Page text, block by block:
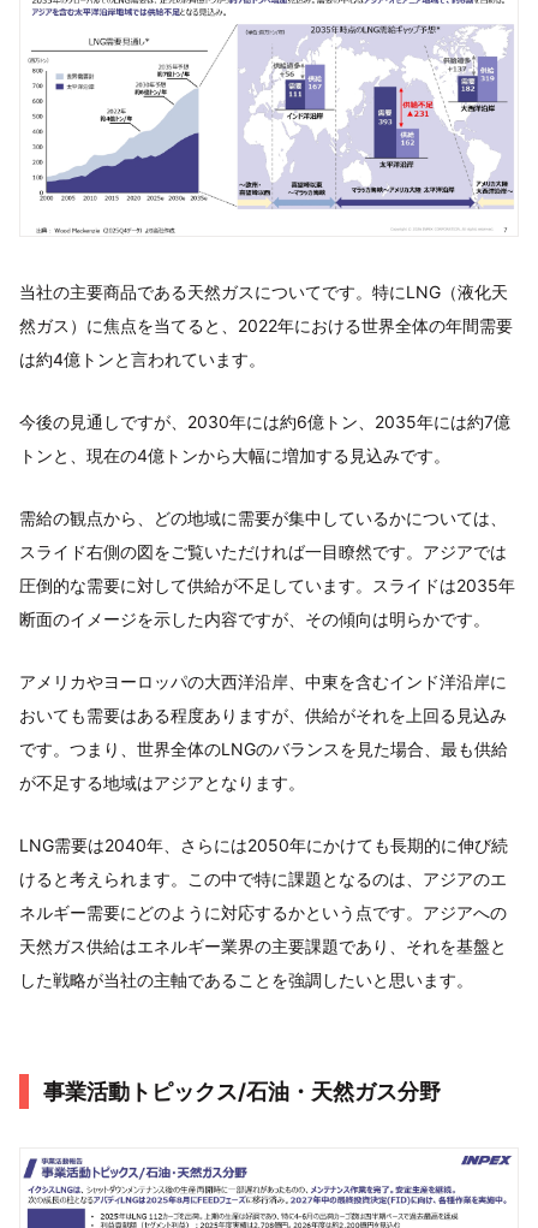
当社の主要商品である天然ガスについてです。特にLNG（液化天
然ガス）に焦点を当てると、2022年における世界全体の年間需要
は約4億トンと言われています。
今後の見通しですが、2030年には約6億トン、2035年には約7億
トンと、現在の4億トンから大幅に増加する見込みです。
需給の観点から、どの地域に需要が集中しているかについては、
スライド右側の図をご覧いただければ一目瞭然です。アジアでは
圧倒的な需要に対して供給が不足しています。スライドは2035年
断面のイメージを示した内容ですが、その傾向は明らかです。
アメリカやヨーロッパの大西洋沿岸、中東を含むインド洋沿岸に
おいても需要はある程度ありますが、供給がそれを上回る見込み
です。つまり、世界全体のLNGのバランスを見た場合、最も供給
が不足する地域はアジアとなります。
LNG需要は2040年、さらには2050年にかけても長期的に伸び続
けると考えられます。この中で特に課題となるのは、アジアのエ
ネルギー需要にどのように対応するかという点です。アジアへの
天然ガス供給はエネルギー業界の主要課題であり、それを基盤と
した戦略が当社の主軸であることを強調したいと思います。
事業活動トピックス/石油・天然ガス分野